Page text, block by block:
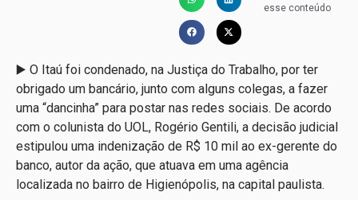
esse conteúdo
▶️ O Itaú foi condenado, na Justiça do Trabalho, por ter
obrigado um bancário, junto com alguns colegas, a fazer
uma “dancinha” para postar nas redes sociais. De acordo
com o colunista do UOL, Rogério Gentili, a decisão judicial
estipulou uma indenização de R$ 10 mil ao ex-gerente do
banco, autor da ação, que atuava em uma agência
localizada no bairro de Higienópolis, na capital paulista.